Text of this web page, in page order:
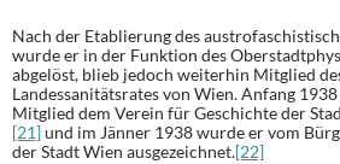
Nach der Etablierung des
wurde er in der Funktion des
abgelöst, blieb jedoch weiterhin Mitglied
Landessanitätsrates von Wien. Anfang
Mitglied dem Verein für Geschichte der
[21]und im Jänner 1938 wurde er vom
der Stadt Wien ausgezeichnet.[22]